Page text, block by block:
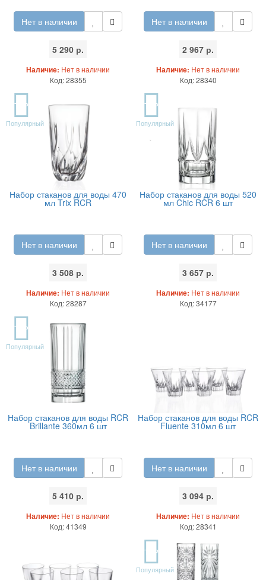
Нет в наличии
5 290 р.
Наличие: Нет в наличии
Код: 28355
Нет в наличии
2 967 р.
Наличие: Нет в наличии
Код: 28340
TOP
Популярный
Набор стаканов для воды 470
мл Trix RCR
Нет в наличии
3 508 р.
Наличие: Нет в наличии
Код: 28287
TOP
Популярный
Набор стаканов для воды 520
мл Chic RCR 6 шт
Нет в наличии
3 657 р.
Наличие: Нет в наличии
Код: 34177
TOP
Популярный
Набор стаканов для воды RCR
Brillante 360мл 6 шт
Нет в наличии
5 410 р.
Наличие: Нет в наличии
Код: 41349
Набор стаканов для воды RCR
Fluente 310мл 6 шт
Нет в наличии
3 094 р.
Наличие: Нет в наличии
Код: 28341
TOP
Популярный